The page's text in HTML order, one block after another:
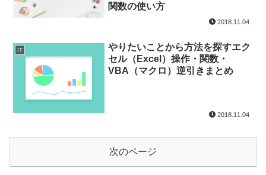
関数の使い方
2018.11.04
IT
やりたいことから方法を探すエク
セル（Excel）操作・関数・
VBA（マクロ）逆引きまとめ
2018.11.04
次のページ